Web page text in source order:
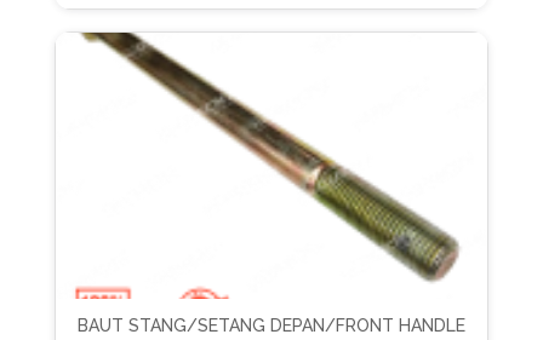
BAUT STANG/SETANG DEPAN/FRONT HANDLE